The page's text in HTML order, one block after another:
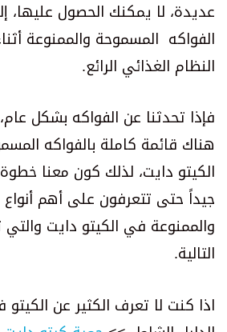
عديدة، لا يمكنك الحصول عليها،
الفواكه المسموحة والممنوعة
النظام الغذائي الرائع.
فإذا تحدثنا عن الفواكه بشكل
هناك قائمة كاملة بالفواكه
الكيتو دايت، لذلك كون معنا
جيداً حتى تتعرفون على أهم
والممنوعة في الكيتو دايت
التالية.
اذا كنت لا تعرف الكثير عن